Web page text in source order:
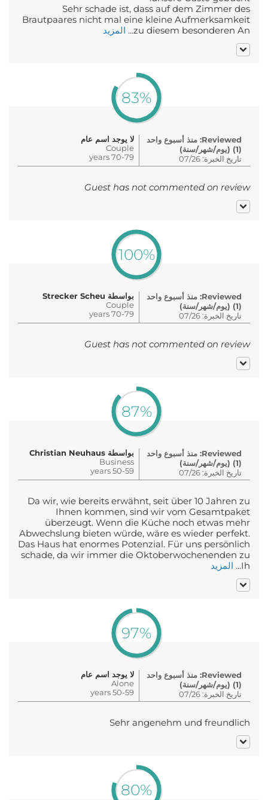
Sehr schade ist, dass auf dem Zimmer des
Brautpaares nicht mal eine kleine Aufmerksamkeit
zu diesem besonderen An...
المزيد
83%
لا يوجد اسم عام
Couple
70-79 years
Reviewed: منذ أسبوع واحد
(1) (يوم/شهر/سنة)
تاريخ الخبرة: 07/26
Guest has not commented on review
100%
بواسطة Strecker Scheu
Couple
70-79 years
Reviewed: منذ أسبوع واحد
(1) (يوم/شهر/سنة)
تاريخ الخبرة: 07/26
Guest has not commented on review
87%
بواسطة Christian Neuhaus
Business
50-59 years
Reviewed: منذ أسبوع واحد
(1) (يوم/شهر/سنة)
تاريخ الخبرة: 07/26
Da wir, wie bereits erwähnt, seit über 10 Jahren zu
Ihnen kommen, sind wir vom Gesamtpaket
überzeugt. Wenn die Küche noch etwas mehr
Abwechslung bieten würde, wäre es wieder perfekt.
Das Haus hat enormes Potenzial. Für uns persönlich
schade, da wir immer die Oktoberwochenenden zu
Ih...
المزيد
97%
لا يوجد اسم عام
Alone
50-59 years
Reviewed: منذ أسبوع واحد
(1) (يوم/شهر/سنة)
تاريخ الخبرة: 07/26
Sehr angenehm und freundlich
80%